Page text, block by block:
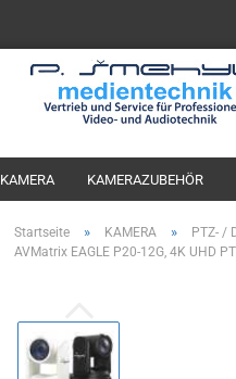
KAMERA KAMERAZUBEHÖR
Startseite » KAMERA » PTZ- /
AVMatrix EAGLE P20-12G, 4K UHD